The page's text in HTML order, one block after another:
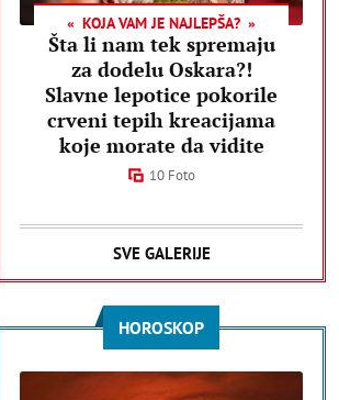
KOJA VAM JE NAJLEPŠA?
Šta li nam tek spremaju
za dodelu Oskara?!
Slavne lepotice pokorile
crveni tepih kreacijama
koje morate da vidite
10 Foto
SVE GALERIJE
HOROSKOP